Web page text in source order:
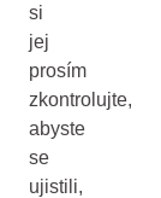
si
jej
prosím
zkontrolujte,
abyste
se
ujistili,